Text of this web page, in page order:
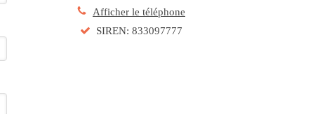
Afficher le téléphone
SIREN: 833097777